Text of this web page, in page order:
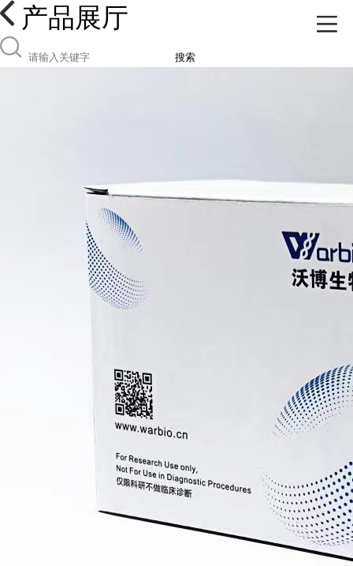
产品展厅
搜索